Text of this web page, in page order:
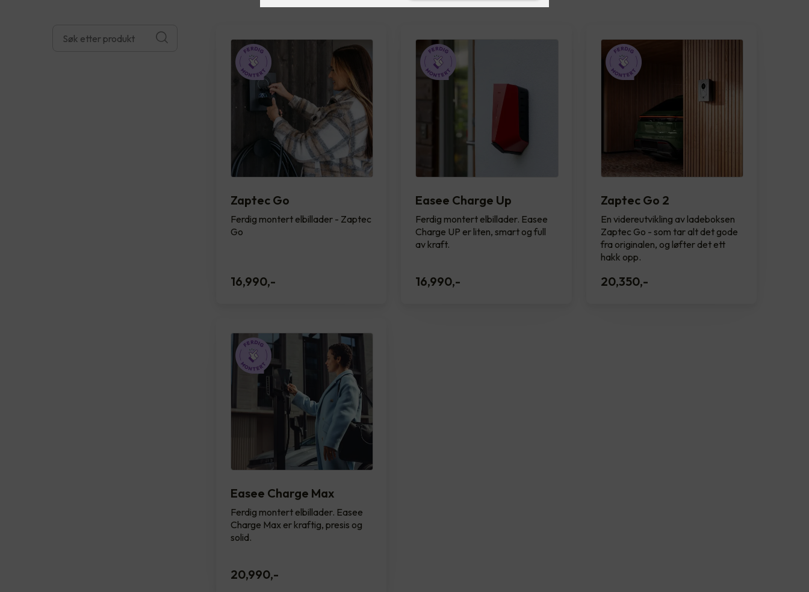
Zaptec Go
Ferdig montert elbillader - Zaptec
Go
16,990,-
Easee Charge Up
Ferdig montert elbillader. Easee
Charge UP er liten, smart og full
av kraft.
16,990,-
Zaptec Go 2
En videreutvikling av ladeboksen
Zaptec Go - som tar alt det gode
fra originalen, og løfter det ett
hakk opp.
20,350,-
Easee Charge Max
Ferdig montert elbillader. Easee
Charge Max er kraftig, presis og
solid.
20,990,-